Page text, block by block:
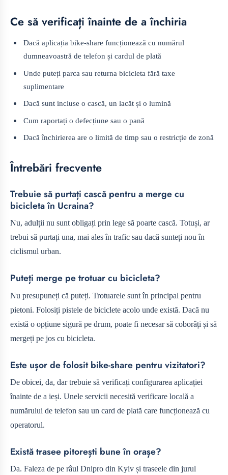
Ce să verificați înainte de a închiria
Dacă aplicația bike-share funcționează cu numărul
dumneavoastră de telefon și cardul de plată
Unde puteți parca sau returna bicicleta fără taxe
suplimentare
Dacă sunt incluse o cască, un lacăt și o lumină
Cum raportați o defecțiune sau o pană
Dacă închirierea are o limită de timp sau o restricție de zonă
Întrebări frecvente
Trebuie să purtați cască pentru a merge cu
bicicleta în Ucraina?
Nu, adulții nu sunt obligați prin lege să poarte cască. Totuși, ar
trebui să purtați una, mai ales în trafic sau dacă sunteți nou în
ciclismul urban.
Puteți merge pe trotuar cu bicicleta?
Nu presupuneți că puteți. Trotuarele sunt în principal pentru
pietoni. Folosiți pistele de biciclete acolo unde există. Dacă nu
există o opțiune sigură pe drum, poate fi necesar să coborâți și să
mergeți pe jos cu bicicleta.
Este ușor de folosit bike-share pentru vizitatori?
De obicei, da, dar trebuie să verificați configurarea aplicației
înainte de a ieși. Unele servicii necesită verificare locală a
numărului de telefon sau un card de plată care funcționează cu
operatorul.
Există trasee pitorești bune în orașe?
Da. Faleza de pe râul Dnipro din Kyiv și traseele din jurul